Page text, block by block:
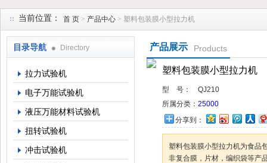
当前位置： 首 页 > 产品中心 > 塑料包装膜小型拉力机
目录导航 Directory
拉力试验机
电子万能试验机
液压万能材料试验机
扭转试验机
冲击试验机
产品展示 Products
塑料包装膜小型拉力机
型 号：
QJ210
所属分类： 25000
分享到：
塑料包装膜小型拉力机为食品
非复合膜，片材，编织袋等产